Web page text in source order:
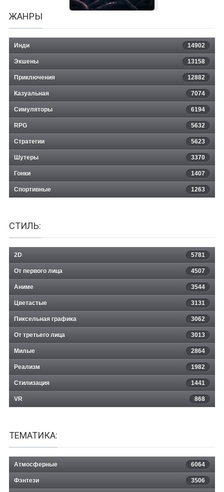
ЖАНРЫ
Инди 14902
Экшены 13158
Приключения 12882
Казуальная 7074
Симуляторы 6194
RPG 5632
Стратегии 5623
Шутеры 3370
Гонки 1407
Спортивные 1263
СТИЛЬ:
2D 5781
От первого лица 4507
Аниме 3544
Цветастые 3131
Пиксельная графика 3062
От третьего лица 3013
Милые 2864
Реализм 1982
Стилизация 1441
VR 868
ТЕМАТИКА:
Атмосферные 6064
Фэнтези 3506